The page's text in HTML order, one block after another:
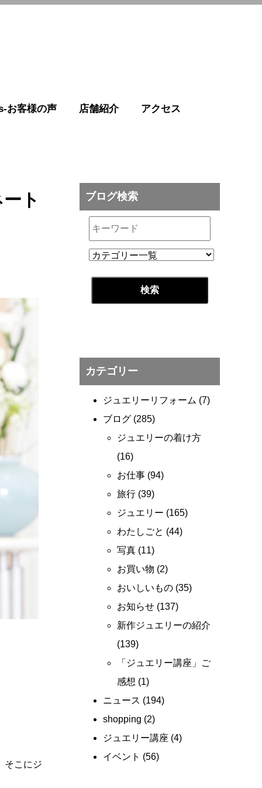
お客様の声 店舗紹介 アクセス
ト
そこにジ
ブログ検索
カテゴリー
ジュエリーリフォーム (7)
ブログ (285)
ジュエリーの着け方
(16)
お仕事 (94)
旅行 (39)
ジュエリー (165)
わたしごと (44)
写真 (11)
お買い物 (2)
おいしいもの (35)
お知らせ (137)
新作ジュエリーの紹介
(139)
「ジュエリー講座」ご
感想 (1)
ニュース (194)
shopping (2)
ジュエリー講座 (4)
イベント (56)